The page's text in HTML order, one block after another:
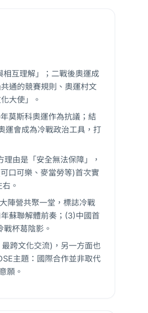
相互理解」；二戰後奧運成
通的競賽規則、奧運村文
大使」。
莫斯科奧運作為抗議；結
運會成為冷戰政治工具，打
由是「安全無法保障」，
口可樂、麥當勞等)首次實
。
陣營共聚一堂，標誌冷戰
蘇聯解體前奏；(3)中國首
杯葛陰影。
跨文化交流)，另一方面也
主題：國際合作並非取代
願。